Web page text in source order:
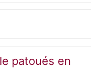
patoués en